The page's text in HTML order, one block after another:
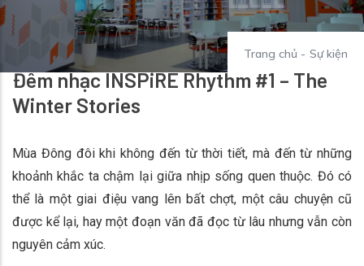
Trang chủ - Sự kiện
Đêm nhạc INSPiRE Rhythm #1 – The
Winter Stories
Mùa Đông đôi khi không đến từ thời tiết, mà đến từ những
khoảnh khắc ta chậm lại giữa nhịp sống quen thuộc. Đó có
thể là một giai điệu vang lên bất chợt, một câu chuyện cũ
được kể lại, hay một đoạn văn đã đọc từ lâu nhưng vẫn còn
nguyên cảm xúc.